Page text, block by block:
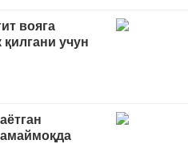
вояга
учун